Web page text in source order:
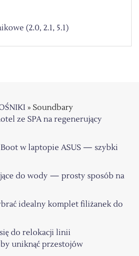
(2.0, 2.1, 5.1)
» Soundbary
ze SPA na regenerujący
Boot w laptopie ASUS — szybki
do wody — prosty sposób na
idealny komplet filiżanek do
do relokacji linii
uniknąć przestojów